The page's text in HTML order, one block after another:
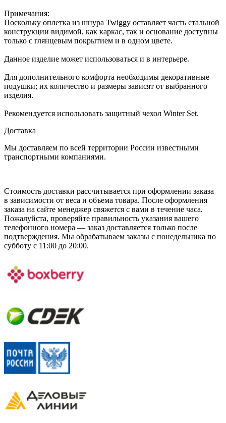
Примечания:
Поскольку оплетка из шнура Twiggy оставляет часть стальной
конструкции видимой, как каркас, так и основание доступны
только с глянцевым покрытием и в одном цвете.
Данное изделие может использоваться и в интерьере.
Для дополнительного комфорта необходимы декоративные
подушки; их количество и размеры зависят от выбранного
изделия.
Рекомендуется использовать защитный чехол Winter Set.
Доставка
Мы доставляем по всей территории России известными
транспортными компаниями.
Стоимость доставки рассчитывается при оформлении заказа
в зависимости от веса и объема товара. После оформления
заказа на сайте менеджер свяжется с вами в течение часа.
Пожалуйста, проверяйте правильность указания вашего
телефонного номера — заказ доставляется только после
подтверждения. Мы обрабатываем заказы с понедельника по
субботу с 11:00 до 20:00.